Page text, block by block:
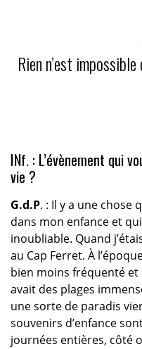
Rien n’est
INf. : L’évènement qui
vie ?
G.d.P. : Il y a une chose
dans mon enfance et
inoubliable. Quand
au Cap Ferret. À
bien moins fréquenté et
avait des plages
une sorte de paradis
souvenirs d’enfance
journées entières, côté